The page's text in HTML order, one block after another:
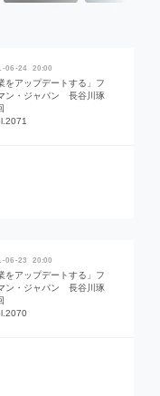
06 24 20:00
をアップデートする」フ
ン・ジャパン 長谷川琢
06 23 20:00
をアップデートする」フ
ン・ジャパン 長谷川琢